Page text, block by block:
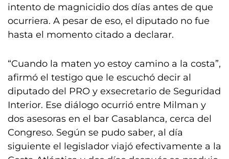
intento de magnicidio dos días antes de que
ocurriera. A pesar de eso, el diputado no fue
hasta el momento citado a declarar.
“Cuando la maten yo estoy camino a la costa”,
afirmó el testigo que le escuchó decir al
diputado del PRO y exsecretario de Seguridad
Interior. Ese diálogo ocurrió entre Milman y
dos asesoras en el bar Casablanca, cerca del
Congreso. Según se pudo saber, al día
siguiente el legislador viajó efectivamente a la